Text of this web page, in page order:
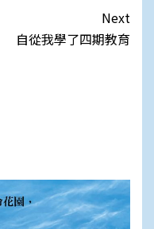
Next
自從我學了四期教育